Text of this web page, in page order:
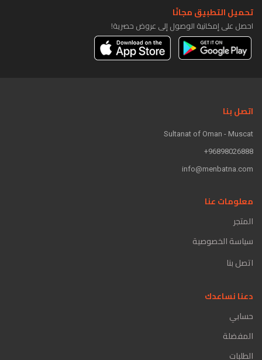
تحميل التطبيق مجانًا
احصل على إمكانية الوصول إلى عروض حصرية!
اتصل بنا
Sultanat of Oman - Muscat
96898026888+
info@menbatna.com
معلومات عنا
المتجر
سياسة الخصوصية
اتصل بنا
دعنا نساعدك
حسابي
المفضلة
الطلبات